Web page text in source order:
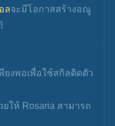
ลจะมีโอกาสสร้างอณู
ยงพอเพื่อใช้สกิลติดตัว
ยให้ Rosaria สามารถ